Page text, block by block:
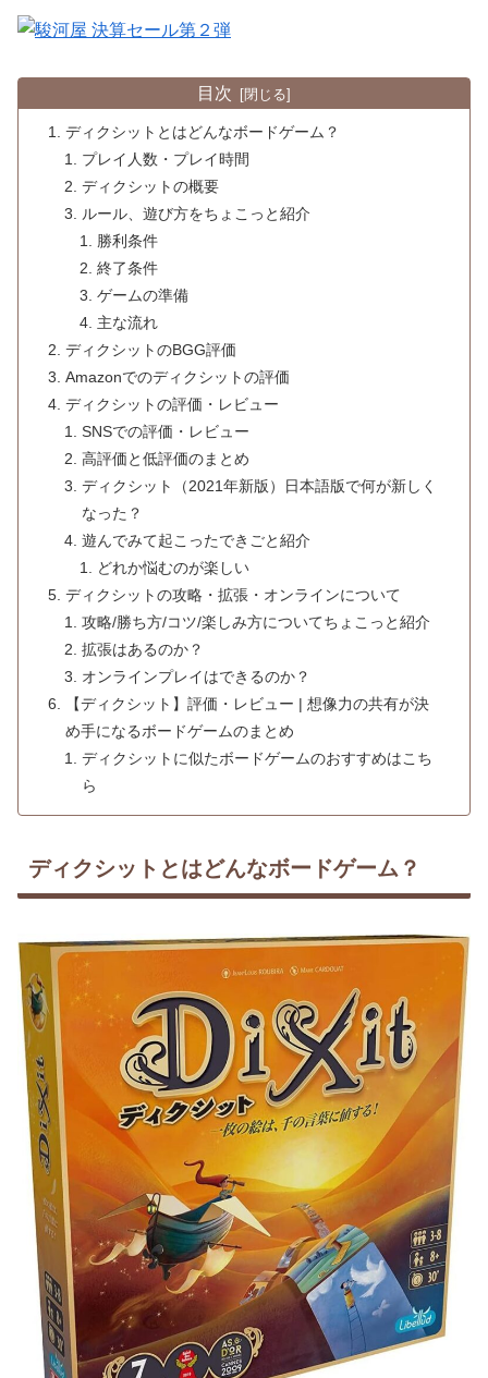
目次
ディクシットとはどんなボードゲーム？
プレイ人数・プレイ時間
ディクシットの概要
ルール、遊び方をちょこっと紹介
勝利条件
終了条件
ゲームの準備
主な流れ
ディクシットのBGG評価
Amazonでのディクシットの評価
ディクシットの評価・レビュー
SNSでの評価・レビュー
高評価と低評価のまとめ
ディクシット（2021年新版）日本語版で何が新しく
なった？
遊んでみて起こったできごと紹介
どれか悩むのが楽しい
ディクシットの攻略・拡張・オンラインについて
攻略/勝ち方/コツ/楽しみ方についてちょこっと紹介
拡張はあるのか？
オンラインプレイはできるのか？
【ディクシット】評価・レビュー | 想像力の共有が決
め手になるボードゲームのまとめ
ディクシットに似たボードゲームのおすすめはこち
ら
ディクシットとはどんなボードゲーム？